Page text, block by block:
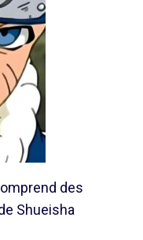
des
Shueisha